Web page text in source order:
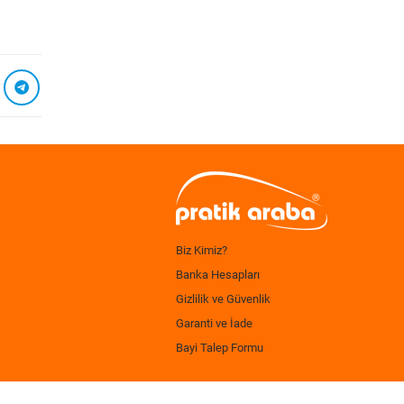
Biz Kimiz?
Banka Hesapları
Gizlilik ve Güvenlik
Garanti ve İade
Bayi Talep Formu